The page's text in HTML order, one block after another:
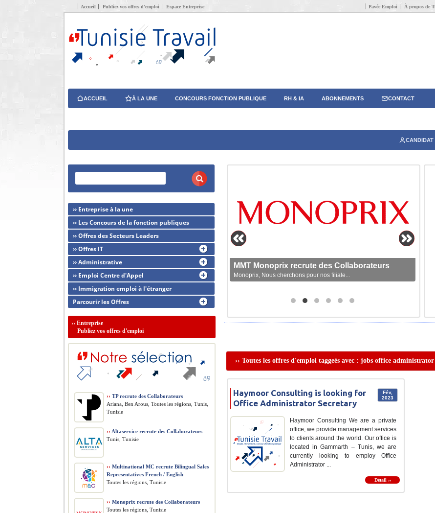
Accueil Publiez vos offres d’emploi Espace Entreprise Pavée Emploi À propos de
ACCUEIL À LA UNE CONCOURS FONCTION PUBLIQUE RH & IA ABONNEMENTS CONTACT
CANDIDAT
MMT Monoprix recrute des Collaborateurs
Monoprix, Nous cherchons pour nos filiale...
›› Toutes les offres d'emploi taggeés avec : jobs office
Fév,
2023
Haymoor Consulting is looking for
Office Administrator Secretary
Haymoor Consulting We are a private
office, we provide management services
to clients around the world. Our office is
located in Gammarth – Tunis, we are
currently looking to employ Office
Administrator ...
Détail ››
›› Entreprise à la une
›› Les Concours de la fonction publiques
›› Offres des Secteurs Leaders
›› Offres IT
›› Administrative
›› Emploi Centre d'Appel
›› Immigration emploi à l'étranger
Parcourir les Offres
›› Entreprise
Publiez vos offres d'emploi
›› TP recrute des Collaborateurs
Ariana, Ben Arous, Toutes les régions, Tunis,
Tunisie
›› Altaservice recrute des Collaborateurs
Tunis, Tunisie
›› Multinational MC recrute Bilingual Sales
Representatives French / English
Toutes les régions, Tunisie
›› Monoprix recrute des Collaborateurs
Toutes les régions, Tunisie